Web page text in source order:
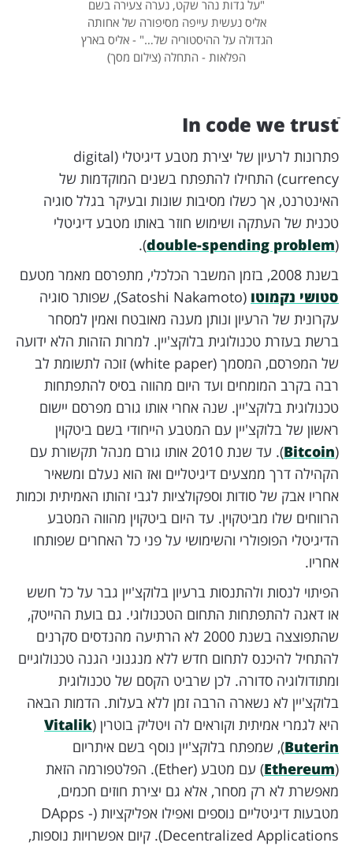
"על גדות נהר שקט, נערה צעירה בשם
אליס נעשית עייפה מסיפורה של אחותה
הגדולה על ההיסטוריה של…" - אליס בארץ
הפלאות - התחלה (צילום מסך)
In code we trust
פתרונות לרעיון של יצירת מטבע דיגיטלי (digital
currency) התחילו להתפתח בשנים המוקדמות של
האינטרנט, אך כשלו מסיבות שונות ובעיקר בגלל סוגיה
טכנית של העתקה ושימוש חוזר באותו מטבע דיגיטלי
(
double-spending problem
).
בשנת 2008, בזמן המשבר הכלכלי, מתפרסם מאמר מטעם
סטושי נקמוטו
(Satoshi Nakamoto), שפותר סוגיה
עקרונית של הרעיון ונותן מענה מאובטח ואמין למסחר
ברשת בעזרת טכנולוגית בלוקצ'יין. למרות הזהות הלא ידועה
של המפרסם, המסמך (white paper) זוכה לתשומת לב
רבה בקרב המומחים ועד היום מהווה בסיס להתפתחות
טכנולוגית בלוקצ'יין. שנה אחרי אותו גורם מפרסם יישום
ראשון של בלוקצ'יין עם המטבע הייחודי בשם ביטקוין
(
Bitcoin
). עד שנת 2010 אותו גורם מנהל תקשורת עם
הקהילה דרך ממצעים דיגיטליים ואז הוא נעלם ומשאיר
אחריו אבק של סודות וספקולציות לגבי זהותו האמיתית וכמות
הרווחים שלו מביטקוין. עד היום ביטקוין מהווה המטבע
הדיגיטלי הפופולרי והשימושי על פני כל האחרים שפותחו
אחריו.
הפיתוי לנסות ולהתנסות ברעיון בלוקצ'יין גבר על כל חשש
או דאגה להתפתחות התחום הטכנולוגי. גם בועת ההייטק,
שהתפוצצה בשנת 2000 לא הרתיעה מהנדסים סקרנים
להתחיל להיכנס לתחום חדש ללא מנגנוני הגנה טכנולוגיים
ומתודולוגיה סדורה. לכן שרביט הקסם של טכנולוגית
בלוקצ'יין לא נשארה הרבה זמן ללא בעלות. הדמות הבאה
היא לגמרי אמיתית וקוראים לה ויטליק בוטרין (Vitalik
Buterin), שמפתח בלוקצ'יין נוסף בשם איתריום
(
Ethereum
) עם מטבע (Ether). הפלטפורמה הזאת
מאפשרת לא רק מסחר, אלא גם יצירת חוזים חכמים,
מטבעות דיגיטליים נוספים ואפילו אפליקציות (DApps -
Decentralized Applications). קיום אפשרויות נוספות,